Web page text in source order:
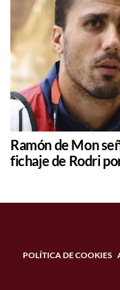
Ramón de Mon
fichaje de Rodri
POLÍTICA DE COOKIES